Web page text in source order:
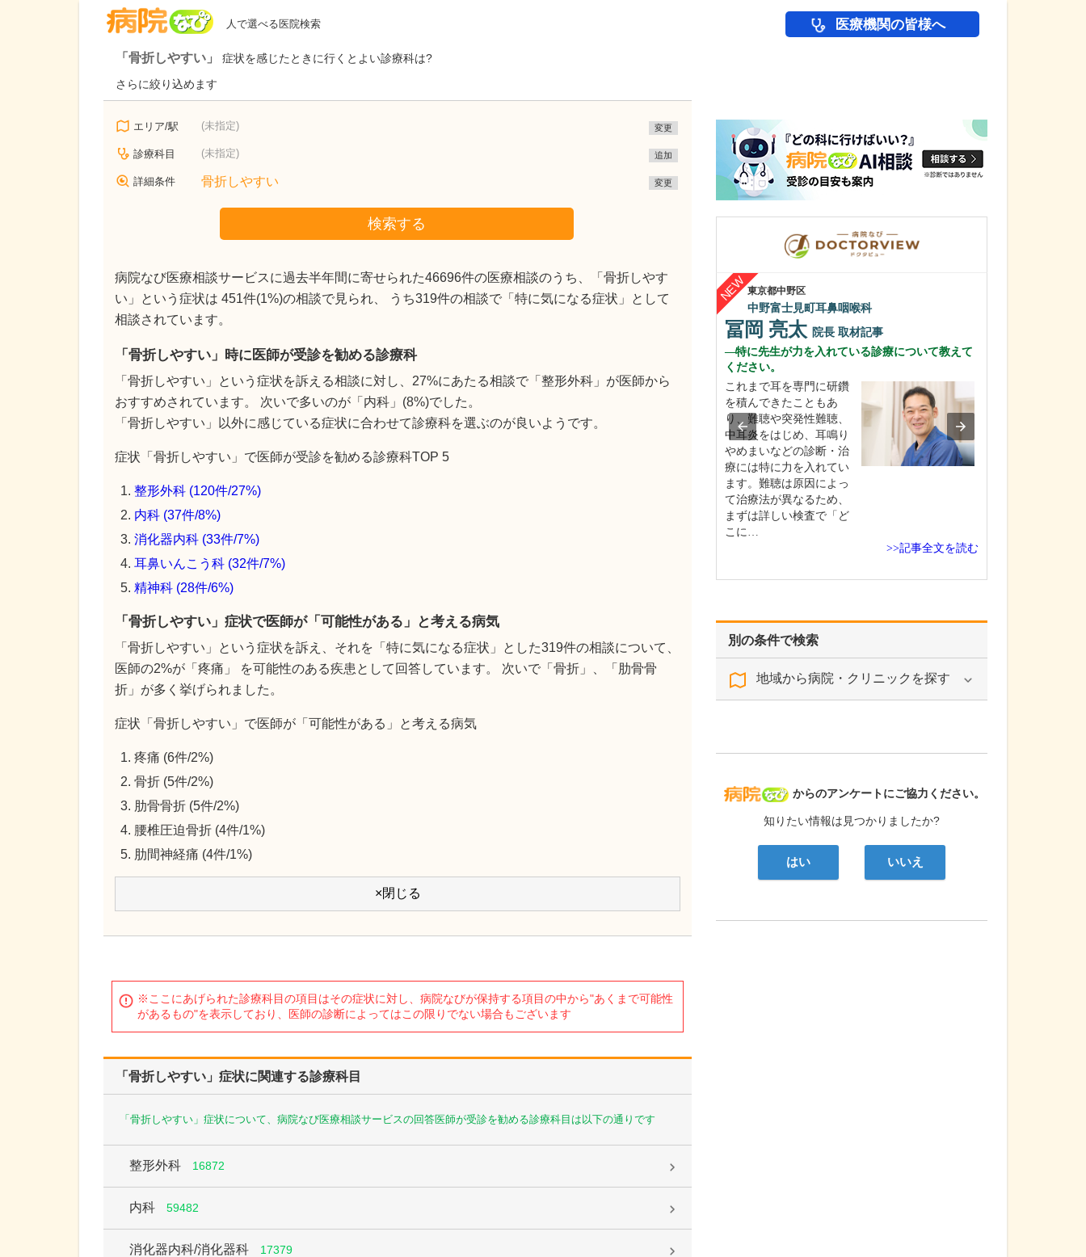
人で選べる医院検索 医療機関の皆様へ
「骨折しやすい」
症状を感じたときに行くとよい診療科は?
さらに絞り込めます
エリア/駅 (未指定) 変更
診療科目 (未指定) 追加
詳細条件 骨折しやすい 変更
検索する
病院なび医療相談サービスに過去半年間に寄せられた46696件の医療相談のうち、「骨折しやす
い」という症状は 451件(1%)の相談で見られ、 うち319件の相談で「特に気になる症状」として
相談されています。
「骨折しやすい」時に医師が受診を勧める診療科
「骨折しやすい」という症状を訴える相談に対し、27%にあたる相談で「整形外科」が医師から
おすすめされています。 次いで多いのが「内科」(8%)でした。
「骨折しやすい」以外に感じている症状に合わせて診療科を選ぶのが良いようです。
症状「骨折しやすい」で医師が受診を勧める診療科TOP 5
整形外科 (120件/27%)
内科 (37件/8%)
消化器内科 (33件/7%)
耳鼻いんこう科 (32件/7%)
精神科 (28件/6%)
「骨折しやすい」症状で医師が「可能性がある」と考える病気
「骨折しやすい」という症状を訴え、それを「特に気になる症状」とした319件の相談について、
医師の2%が「疼痛」 を可能性のある疾患として回答しています。 次いで「骨折」、「肋骨骨
折」が多く挙げられました。
症状「骨折しやすい」で医師が「可能性がある」と考える病気
疼痛 (6件/2%)
骨折 (5件/2%)
肋骨骨折 (5件/2%)
腰椎圧迫骨折 (4件/1%)
肋間神経痛 (4件/1%)
×閉じる
※ここにあげられた診療科目の項目はその症状に対し、病院なびが保持する項目の中から"あくまで可能性
があるもの"を表示しており、医師の診断によってはこの限りでない場合もございます
「骨折しやすい」症状に関連する診療科目
「骨折しやすい」症状について、病院なび医療相談サービスの回答医師が受診を勧める診療科目は以下の通りです
整形外科 16872
内科 59482
消化器内科/消化器科 17379
別の条件で検索
地域から病院・クリニックを探す
病院なび
からのアンケートにご協力ください。
知りたい情報は見つかりましたか?
はい いいえ
東京都中野区
中野富士見町耳鼻咽喉科
冨岡 亮太 院長 取材記事
特に先生が力を入れている診療について教えて
ください。
これまで耳を専門に研鑽
を積んできたこともあ
り、難聴や突発性難聴、
中耳炎をはじめ、耳鳴り
やめまいなどの診断・治
療には特に力を入れてい
ます。難聴は原因によっ
て治療法が異なるため、
まずは詳しい検査で「ど
こに…
>>記事全文を読む
神奈川県藤沢市
高橋まことクリニック
進路を考える中で、医師
という仕事は「一生をか
けて取り組める職業」だ